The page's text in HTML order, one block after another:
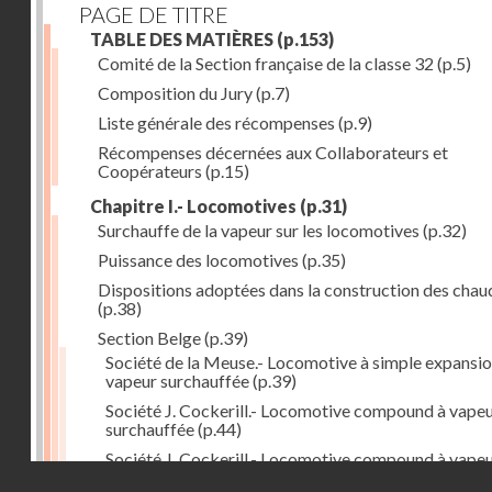
PAGE DE TITRE
TABLE DES MATIÈRES (p.153)
Comité de la Section française de la classe 32 (p.5)
Composition du Jury(p.7)
Liste générale des récompenses (p.9)
Récompenses décernées aux Collaborateurs et
Coopérateurs (p.15)
Chapitre I.- Locomotives (p.31)
Surchauffe de la vapeur sur les locomotives (p.32)
Puissance des locomotives (p.35)
Dispositions adoptées dans la construction des
(p.38)
Section Belge(p.39)
Société de la Meuse.- Locomotive à simple
vapeur surchauffée(p.39)
Société J. Cockerill.- Locomotive compound à
surchauffée(p.44)
Société J. Cockerill.- Locomotive compound à